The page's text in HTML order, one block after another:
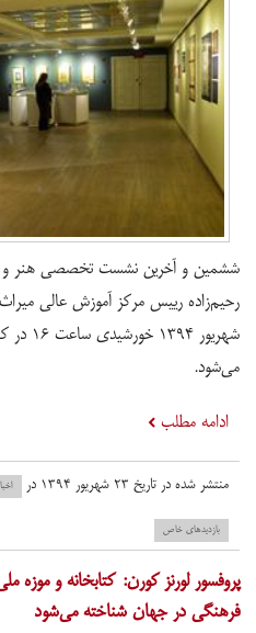
ششمین و آخرین نشست تخصصی هنر و
شهریور
می‌شود.
ادامه مطلب
منتشر شده در تاریخ ۲۳ شهریور ۱۳۹۴ در
بازدید‌های خاص
پروفسور لورنز کورن: کتابخانه و
فرهنگی در جهان شناخته می‌شود